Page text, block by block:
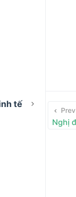
tế
in new window
Prev
Nghị